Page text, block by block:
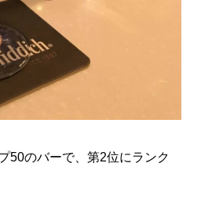
50のバーで、第2位にランク